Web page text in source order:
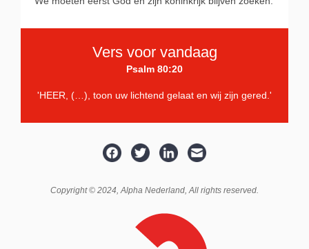
Vers voor vandaag
Psalm 80:20
'HEER, (…), toon uw lichtend gelaat en wij zijn gered.'
Copyright © 2024,Alpha Nederland, All rights reserved.